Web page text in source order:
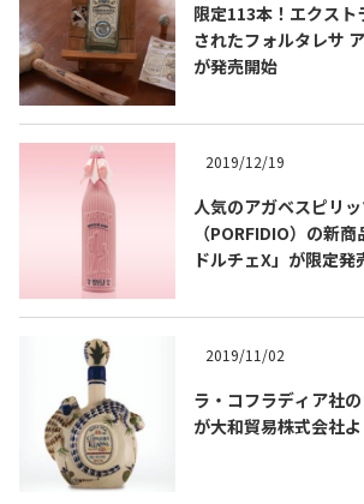
Tequila Journal SNS 在日メキ
限定113本！エクスト
されたフォルタレサ
が発売開始
2019/12/19
人気のアガベスピリ
（PORFIDIO）の新
ドルチェX」が限定発
2019/11/02
ラ・コフラディア社
が大和貿易株式会社